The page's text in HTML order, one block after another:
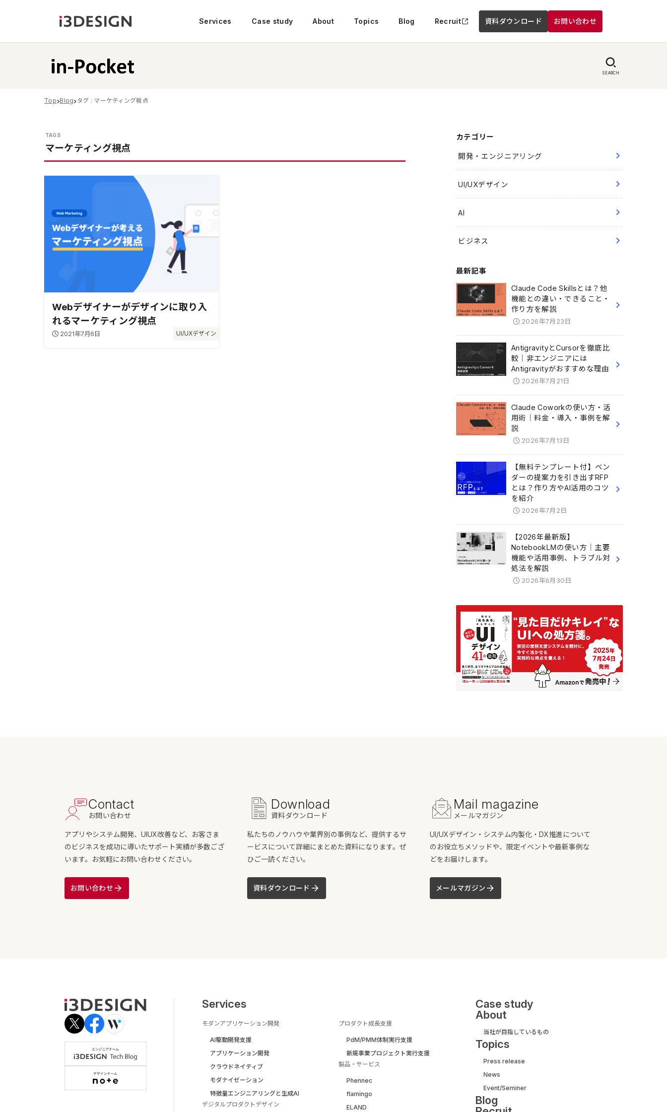
Services Case study About Topics Blog Recruit 資料ダウンロード お問い合わせ
SEARCH
Top Blog タグ : マーケティング視点
マーケティング視点
UI/UXデザイン
Webデザイナーがデザインに取り入
れるマーケティング視点
2021年7月6日
カテゴリー
開発・エンジニアリング
UI/UXデザイン
AI
ビジネス
最新記事
Claude Code Skillsとは？他
機能との違い・できること・
作り方を解説
2026年7月23日
AntigravityとCursorを徹底比
較｜非エンジニアには
Antigravityがおすすめな理由
2026年7月21日
Claude Coworkの使い方・活
用術｜料金・導入・事例を解
説
2026年7月13日
【無料テンプレート付】ベン
ダーの提案力を引き出すRFP
とは？作り方やAI活用のコツ
を紹介
2026年7月2日
【2026年最新版】
NotebookLMの使い方｜主要
機能や活用事例、トラブル対
処法を解説
2026年6月30日
Contact
お問い合わせ
アプリやシステム開発、UIUX改善など、お客さま
のビジネスを成功に導いたサポート実績が多数ござ
います。お気軽にお問い合わせください。
お問い合わせ
Download
資料ダウンロード
私たちのノウハウや業界別の事例など、提供するサ
ービスについて詳細にまとめた資料になります。ぜ
ひご一読ください。
資料ダウンロード
Mail magazine
メールマガジン
UI/UXデザイン・システム内製化・DX推進について
のお役立ちメソッドや、限定イベントや最新事例な
どをお届けします。
メールマガジン
Services
モダンアプリケーション開発
AI駆動開発支援
アプリケーション開発
クラウドネイティブ
モダナイゼーション
特徴量エンジニアリングと生成AI
デジタルプロダクトデザイン
プロダクト成長支援
PdM/PMM体制実行支援
新規事業プロジェクト実行支援
製品・サービス
Phennec
flamingo
ELAND
Case study
About
当社が目指しているもの
Topics
Press release
News
Event/Seminer
Blog